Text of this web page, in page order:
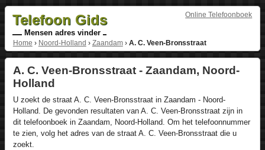
Online Telefoonboek
Telefoon Gids
Mensen adres vinder
Home › Noord-Holland › Zaandam› A. C. Veen-Bronsstraat
A. C. Veen-Bronsstraat - Zaandam, Noord-
Holland
U zoekt de straat A. C. Veen-Bronsstraat in Zaandam - Noord-
Holland. De gevonden resultaten van A. C. Veen-Bronsstraat zijn in
dit telefoonboek in Zaandam, Noord-Holland. Om het telefoonnummer
te zien, volg het adres van de straat A. C. Veen-Bronsstraat die u
zoekt.